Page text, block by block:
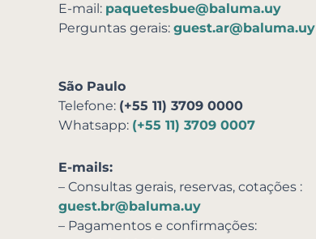
E-mail: paquetesbue@baluma.uy
Perguntas gerais: guest.ar@baluma.uy
São Paulo
Telefone: (+55 11) 3709 0000
Whatsapp: (+55 11) 3709 0007
E-mails:
– Consultas gerais, reservas, cotações :
guest.br@baluma.uy
– Pagamentos e confirmações: